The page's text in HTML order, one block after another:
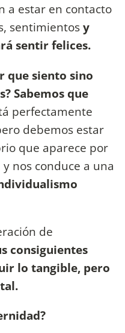
a estar en contacto
sentimientosy
sentir felices.
que siento sino
Sabemos que
perfectamente
debemos estar
que aparece por
y nos conduce a una
de
consiguientes
lo tangible, pero